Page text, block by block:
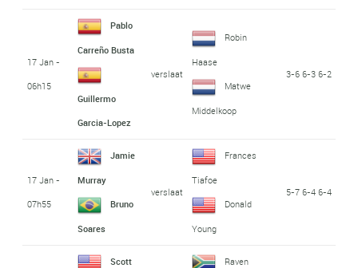
17 Jan -
06h15
Pablo
Carreño Busta
Guillermo
Garcia-Lopez
verslaat
Robin
Haase
Matwe
Middelkoop
3-6 6-3 6-2
17 Jan -
07h55
Jamie
Murray
Bruno
Soares
verslaat
Frances
Tiafoe
Donald
Young
5-7 6-4 6-4
Scott Raven